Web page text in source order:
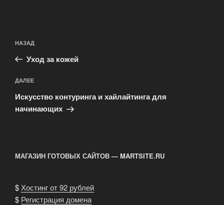
по
записям
Предыдущая
запись:
НАЗАД
Уход за кожей
Следующая
запись
ДАЛЕЕ
Искусство контуринга и хайлайтинга для
начинающих
МАГАЗИН ГОТОВЫХ САЙТОВ — MARTSITE.RU
$ Хостинг от 92 рублей
$ Регистрация домена